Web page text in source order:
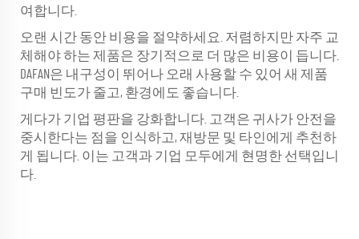
여합니다.
오랜 시간 동안 비용을 절약하세요. 저렴하지만 자주 교
체해야 하는 제품은 장기적으로 더 많은 비용이 듭니다.
DAFAN은 내구성이 뛰어나 오래 사용할 수 있어 새 제품
구매 빈도가 줄고, 환경에도 좋습니다.
게다가 기업 평판을 강화합니다. 고객은 귀사가 안전을
중시한다는 점을 인식하고, 재방문 및 타인에게 추천하
게 됩니다. 이는 고객과 기업 모두에게 현명한 선택입니
다.